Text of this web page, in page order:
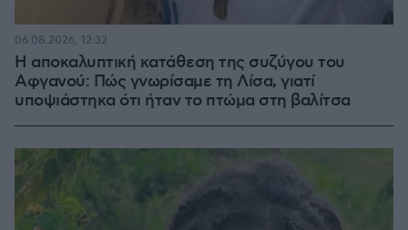
Η αποκαλυπτική κατάθεση της συζύγου του
Αφγανού: Πώς γνωρίσαμε τη Λίσα, γιατί
υποψιάστηκα ότι ήταν το πτώμα στη βαλίτσα
06.08.2026, 12:32